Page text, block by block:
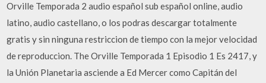
Orville Temporada 2 audio español sub español online, audio
latino, audio castellano, o los podras descargar totalmente
gratis y sin ninguna restriccion de tiempo con la mejor velocidad
de reproduccion. The Orville Temporada 1 Episodio 1 Es 2417, y
la Unión Planetaria asciende a Ed Mercer como Capitán del